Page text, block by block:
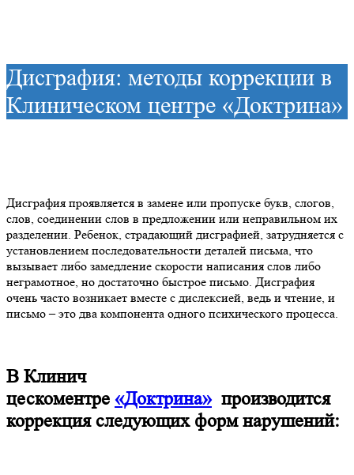
Дисграфия: методы коррекции в
Клиническом центре «Доктрина»
Дисграфия проявляется в замене или пропуске букв, слогов,
слов, соединении слов в предложении или неправильном их
разделении. Ребенок, страдающий дисграфией, затрудняется с
установлением последовательности деталей письма, что
вызывает либо замедление скорости написания слов либо
неграмотное, но достаточно быстрое письмо. Дисграфия
очень часто возникает вместе с дислексией, ведь и чтение, и
письмо – это два компонента одного психического процесса.
В Клинич
цескоментре «Доктрина»производится
коррекция следующих форм нарушений: